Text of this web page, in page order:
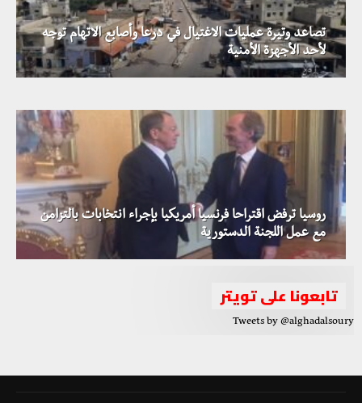
تصاعد وتيرة عمليات الاغتيال في درعا وأصابع الاتهام توجه
لأحد الأجهزة الأمنية
الحكومة العراقية تعلن عن الموعد النهائي لافتتاح معبر
البوكمال-القائم
روسيا ترفض اقتراحا فرنسيا أمريكيا بإجراء انتخابات بالتزامن
مع عمل اللجنة الدستورية
تابعونا على تويتر
Tweets by @alghadalsoury